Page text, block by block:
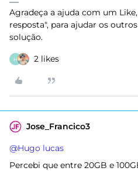
Agradeça a ajuda com um
resposta", para ajudar os
solução.
H 2 likes
Jose_Francico3
@Hugo lucas
Percebi que entre 20GB e